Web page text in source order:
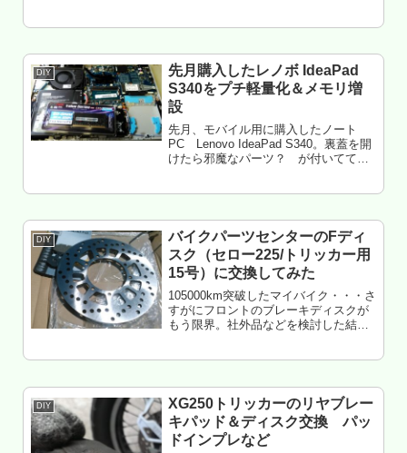
DIY
先月購入したレノボ IdeaPad
S340をプチ軽量化＆メモリ増
設
先月、モバイル用に購入したノート
PC Lenovo IdeaPad S340。裏蓋を開
けたら邪魔なパーツ？ が付いてて軽
DIY
バイクパーツセンターのFディ
スク（セロー225/トリッカー用
15号）に交換してみた
105000km突破したマイバイク・・・さ
すがにフロントのブレーキディスクが
もう限界。社外品などを検討した結
DIY
XG250トリッカーのリヤブレー
キパッド＆ディスク交換 パッ
ドインプレなど